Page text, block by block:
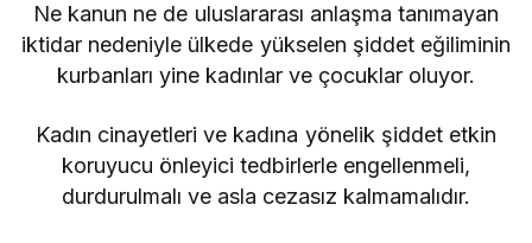
Ne kanun ne de uluslararası anlaşma tanımayan
iktidar nedeniyle ülkede yükselen şiddet eğiliminin
kurbanları yine kadınlar ve çocuklar oluyor.
Kadın cinayetleri ve kadına yönelik şiddet etkin
koruyucu önleyici tedbirlerle engellenmeli,
durdurulmalı ve asla cezasız kalmamalıdır.